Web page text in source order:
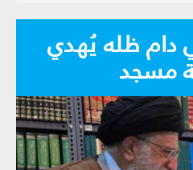
دام ظله يُهدي